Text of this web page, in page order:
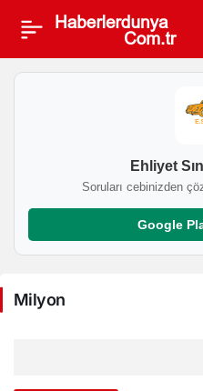
Milyon
Ehliyet
Soruları cebinizden
Google
Milyon